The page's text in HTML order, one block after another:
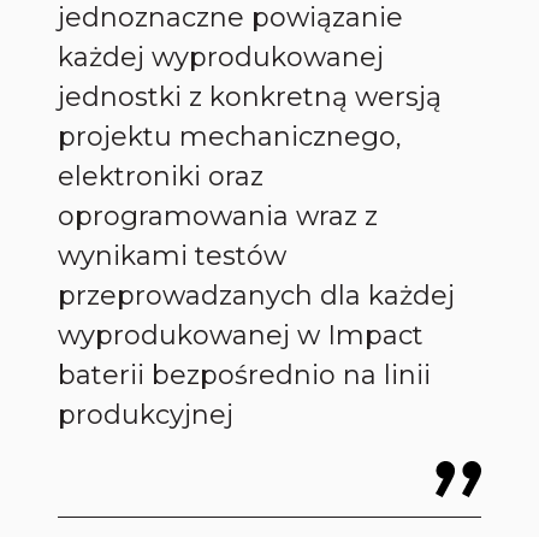
jednoznaczne powiązanie
każdej wyprodukowanej
jednostki z konkretną wersją
projektu mechanicznego,
elektroniki oraz
oprogramowania wraz z
wynikami testów
przeprowadzanych dla każdej
wyprodukowanej w Impact
baterii bezpośrednio na linii
produkcyjnej